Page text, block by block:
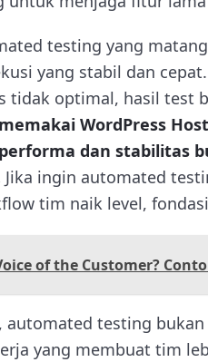
testing yang
yang stabil dan
tidak optimal, hasil test
memakai WordPress
dan stabilitas
Jika ingin automated
tim naik level,
of the Customer?
automated testing
yang membuat tim